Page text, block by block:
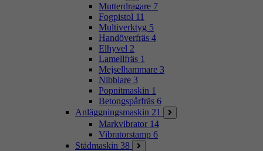
Mutterdragare 7
Fogpistol 11
Multiverktyg 5
Handöverfräs 4
Elhyvel 2
Lamellfräs 1
Mejselhammare 3
Nibblare 3
Popnitmaskin 1
Betongspårfräs 6
Anläggningsmaskin 21
Markvibrator 14
Vibratorstamp 6
Städmaskin 38